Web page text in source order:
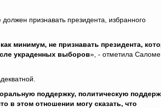
признавать президента, избранного
минимум, не признавать президента,
украденных выборов», - отметила Саломе
поддержку, политическую
в этом отношении могу сказать, что